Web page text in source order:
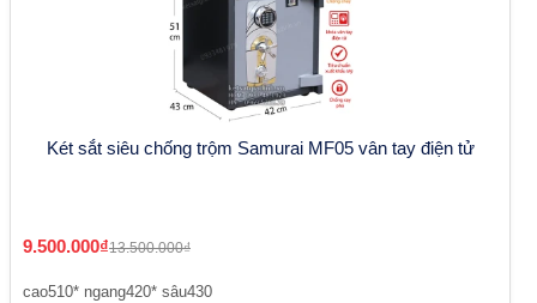
Két sắt siêu chống trộm Samurai MF05 vân tay điện tử
9.500.000₫13.500.000₫
cao510* ngang420* sâu430